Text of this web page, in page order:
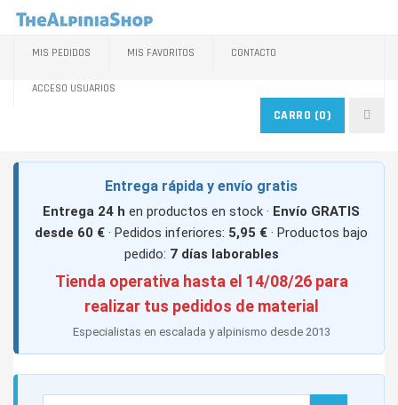
MIS PEDIDOS MIS FAVORITOS CONTACTO
ACCESO USUARIOS
CARRO (0)
Entrega rápida y envío gratis
Entrega 24 h en productos en stock · Envío GRATIS
desde 60 € · Pedidos inferiores: 5,95 € · Productos bajo
pedido: 7 días laborables
Tienda operativa hasta el 14/08/26 para
realizar tus pedidos de material
Especialistas en escalada y alpinismo desde 2013